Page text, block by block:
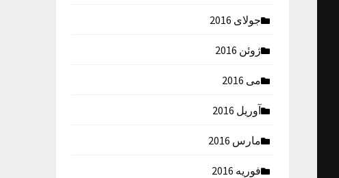
جولای 2016
ژوئن 2016
می 2016
آوریل 2016
مارس 2016
فوریه 2016